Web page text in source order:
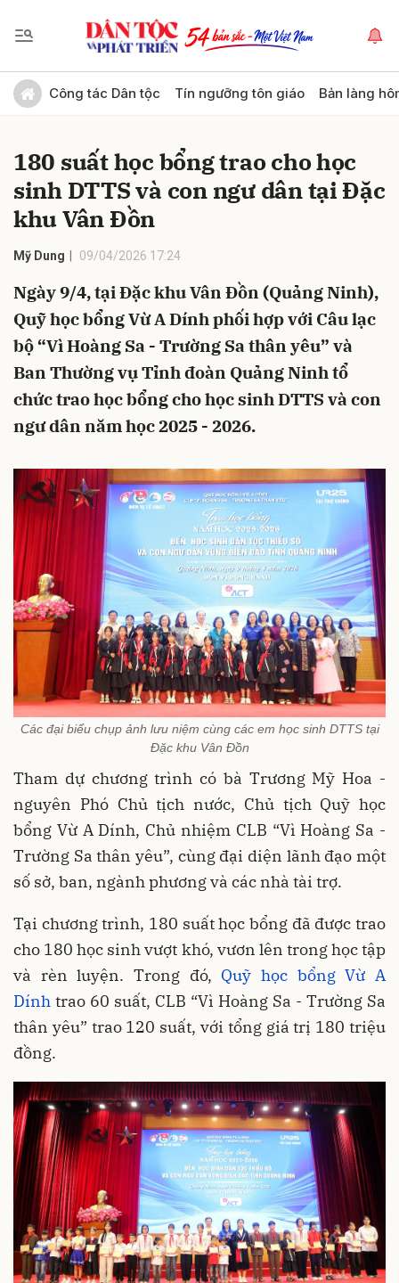
Công tác Dân tộc Tín ngưỡng tôn giáo Bản làng
180 suất học bổng trao cho học
sinh DTTS và con ngư dân tại Đặc
khu Vân Đồn
Mỹ Dung 09/04/2026 17:24
Ngày 9/4, tại Đặc khu Vân Đồn (Quảng Ninh),
Quỹ học bổng Vừ A Dính phối hợp với Câu lạc
bộ “Vì Hoàng Sa - Trường Sa thân yêu” và
Ban Thường vụ Tỉnh đoàn Quảng Ninh tổ
chức trao học bổng cho học sinh DTTS và con
ngư dân năm học 2025 - 2026.
Các đại biểu chụp ảnh lưu niệm cùng các em học sinh DTTS tại
Đặc khu Vân Đồn
Tham dự chương trình có bà Trương Mỹ Hoa -
nguyên Phó Chủ tịch nước, Chủ tịch Quỹ học
bổng Vừ A Dính, Chủ nhiệm CLB “Vì Hoàng Sa -
Trường Sa thân yêu”, cùng đại diện lãnh đạo một
số sở, ban, ngành phương và các nhà tài trợ.
Tại chương trình, 180 suất học bổng đã được trao
cho 180 học sinh vượt khó, vươn lên trong học tập
và rèn luyện. Trong đó, Quỹ học bổng Vừ A
Dính trao 60 suất, CLB “Vì Hoàng Sa - Trường Sa
thân yêu” trao 120 suất, với tổng giá trị 180 triệu
đồng.
Gửi bình luận